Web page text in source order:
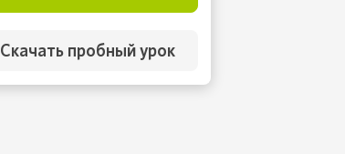
Скачать пробный урок